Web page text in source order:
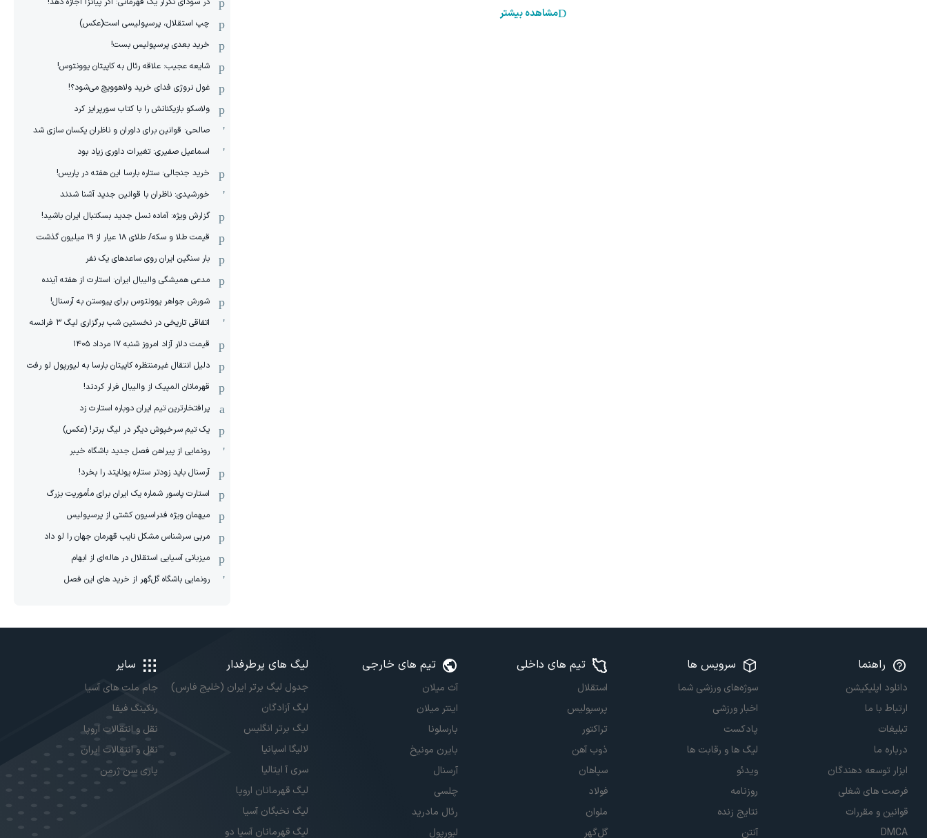
مشاهده بیشتر
چپ استقلال، پرسپولیسی است(عکس)
خرید بعدی پرسپولیس بست!
شایعه عجیب: علاقه رئال به کاپیتان یوونتوس!
غول نروژی فدای خرید ولاهوویچ می‌شود؟!
ولاسکو بازیکنانش را با کتاب سورپرایز کرد
صالحی: قوانین برای داوران و ناظران یکسان سازی شد
اسماعیل صفیری: تغیرات داوری زیاد بود
خرید جنجالی: ستاره بارسا این هفته در پاریس!
خورشیدی: ناظران با قوانین جدید آشنا شدند
گزارش ویژه‌: آماده نسل جدید بسکتبال ایران باشید!
قیمت طلا و سکه/ طلای ۱۸ عیار از ۱۹ میلیون گذشت
بار سنگین ایران روی ساعدهای یک نفر
مدعی همیشگی والیبال ایران: استارت از هفته آینده
شورش جواهر یوونتوس برای پیوستن به آرسنال!
اتفاقی تاریخی در نخستین شب برگزاری لیگ ۳ فرانسه
قیمت دلار آزاد امروز شنبه ۱۷ مرداد ۱۴۰۵
دلیل انتقال غیرمنتظره کاپیتان بارسا به لیورپول لو رفت
قهرمانان المپیک از والیبال فرار کردند!
پرافتخارترین تیم ایران دوباره استارت زد
یک تیم سرخپوش دیگر در لیگ برتر! (عکس)
رونمایی از پیراهن فصل جدید باشگاه خیبر
آرسنال باید زودتر ستاره یونایتد را بخرد!
استارت پاسور شماره یک ایران برای مأموریت بزرگ
میهمان ویژه فدراسیون کشتی از پرسپولیس
مربی سرشناس مشکل نایب قهرمان جهان را لو داد
میزبانی آسیایی استقلال در هاله‌ای از ابهام
رونمایی باشگاه گل‌گهر از خرید های این فصل
راهنما
دانلود اپلیکیشن
ارتباط با ما
تبلیغات
درباره ما
ابزار توسعه دهندگان
فرصت های شغلی
قوانین و مقررات
DMCA
سرویس ها
سوژه‌های ورزشی شما
اخبار ورزشی
پادکست
لیگ ها و رقابت ها
ویدئو
روزنامه
نتایج زنده
آنتن
تیم های داخلی
استقلال
پرسپولیس
تراکتور
ذوب آهن
سپاهان
فولاد
ملوان
گل‌گهر
تیم های خارجی
آث میلان
اینتر میلان
بارسلونا
بایرن مونیخ
آرسنال
چلسی
رئال مادرید
لیورپول
لیگ های پرطرفدار
جدول لیگ برتر ایران (خلیج فارس)
لیگ آزادگان
لیگ برتر انگلیس
لالیگا اسپانیا
سری آ ایتالیا
لیگ قهرمانان اروپا
لیگ نخبگان آسیا
لیگ قهرمانان آسیا دو
سایر
جام ملت های آسیا
رنکینگ فیفا
نقل و انتقالات اروپا
نقل و انتقالات ایران
پاری سن ژرمن